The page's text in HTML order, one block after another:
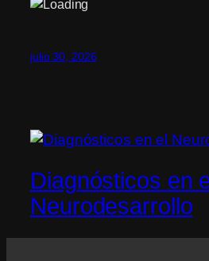
julio 30, 2026
Diagnósticos en
Neurodesarrollo